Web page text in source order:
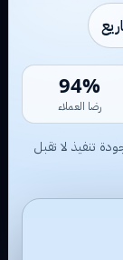
98%
رضا العملاء
تنفيذ لا تقبل